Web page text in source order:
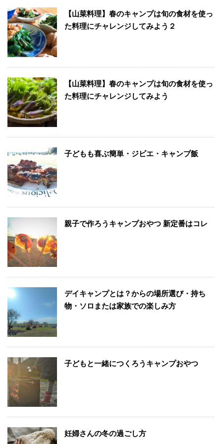
【山菜料理】春のキャンプは旬の食材を使っ
た料理にチャレンジしてみよう２
【山菜料理】春のキャンプは旬の食材を使っ
た料理にチャレンジしてみよう
子どもも喜ぶ簡単・ジビエ・キャンプ飯
親子で作ろうキャンプおやつ 新定番はコレ
デイキャンプとは？からの場所選び・持ち
物・ソロまたは家族での楽しみ方
子どもと一緒につくろうキャンプおやつ
妊婦さんの冬の過ごし方